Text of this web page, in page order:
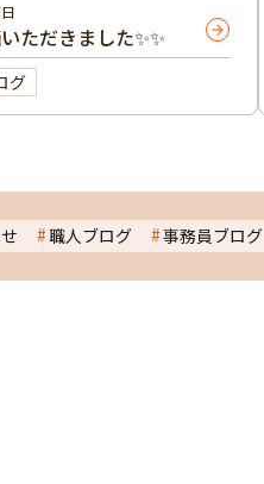
ただきました✨✨
グ
職人ブログ 事務員ブログ